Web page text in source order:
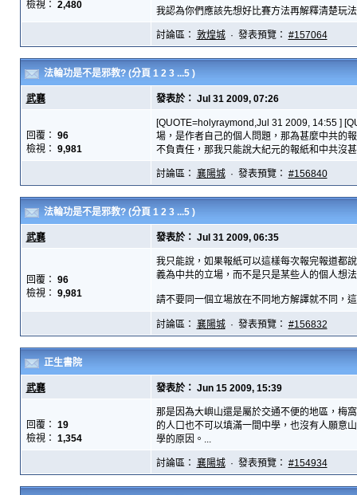
檢視： 2,480
我認為你們應該先想好比賽方法再解釋清楚玩
討論區： 敦煌城· 發表預覽： #157064
法輪功是不是邪教? (分頁 1 2 3 ...5 )
武襄 發表於： Jul 31 2009, 07:26
回覆： 96
檢視： 9,981
[QUOTE=holyraymond,Jul 31 2009, 14:55 ]
場，是作者自己的個人問題，那為甚麼中共的
不負責任，那我只能說大紀元的報紙和中共沒
討論區： 襄陽城· 發表預覽： #156840
法輪功是不是邪教? (分頁 1 2 3 ...5 )
武襄 發表於： Jul 31 2009, 06:35
回覆： 96
檢視： 9,981
我只能說，如果報紙可以這樣每次報完報道都
義為中共的立場，而不是只是某些人的個人想
請不要同一個立場放在不同地方解譯就不同，
討論區： 襄陽城· 發表預覽： #156832
正生書院
武襄 發表於： Jun 15 2009, 15:39
回覆： 19
檢視： 1,354
那是因為大嶼山還是屬於交通不便的地區，梅
的人口也不可以填滿一間中學，也沒有人願意
學的原因。...
討論區： 襄陽城· 發表預覽： #154934